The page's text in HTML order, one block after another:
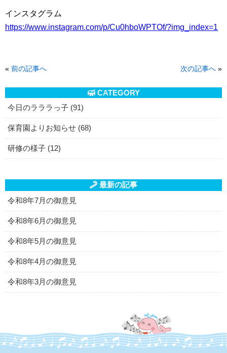
インスタグラム
https://www.instagram.com/p/Cu0hboWPTOf/?img_index=1
« 前の記事へ 次の記事へ »
CATEGORY
今日のラララっ子 (91)
保育園よりお知らせ (68)
研修の様子 (12)
最新の記事
令和8年7月の御意見
令和8年6月の御意見
令和8年5月の御意見
令和8年4月の御意見
令和8年3月の御意見